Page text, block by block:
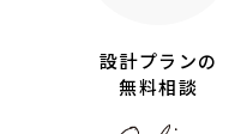
設計プランの
無料相談